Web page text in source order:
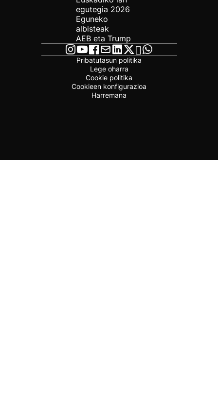
egutegia 2026
Eguneko
albisteak
AEB eta Trump
Pribatutasun politika
Lege oharra
Cookie politika
Cookieen konfigurazioa
Harremana